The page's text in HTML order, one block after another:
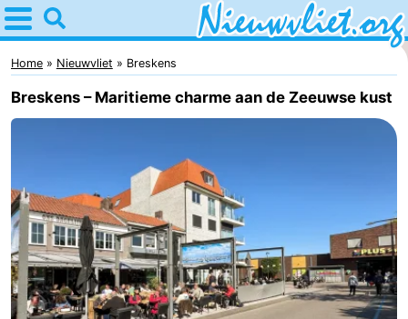
Home
Nieuwvliet
Tips
kinderen
Overnachten
Appartementen
Campings
Hotels
Home Nieuwvliet Breskens
Breskens – Maritieme charme aan de Zeeuwse kust